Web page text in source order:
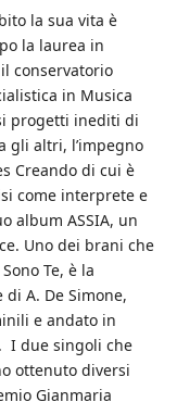
la sua vita è
la laurea in
conservatorio
in Musica
progetti inediti di
gli altri, l’impegno
Creando di cui è
come interprete e
album ASSIA, un
Uno dei brani che
Te, è la
A. De Simone,
e andato in
I due singoli che
ottenuto diversi
Gianmaria